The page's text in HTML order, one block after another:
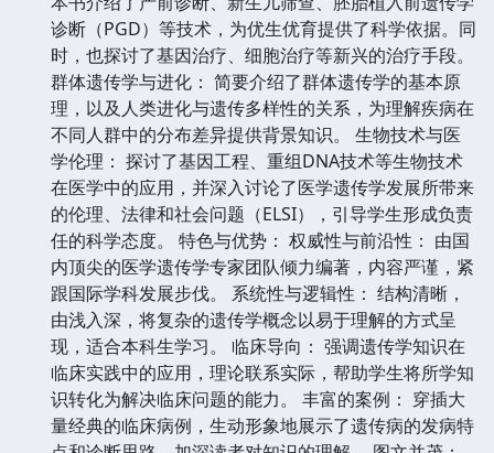
诊断（PGD）等技术，为优生优育提供了科学依据。同
时，也探讨了基因治疗、细胞治疗等新兴的治疗手段。
群体遗传学与进化： 简要介绍了群体遗传学的基本原
理，以及人类进化与遗传多样性的关系，为理解疾病在
不同人群中的分布差异提供背景知识。 生物技术与医
学伦理： 探讨了基因工程、重组DNA技术等生物技术
在医学中的应用，并深入讨论了医学遗传学发展所带来
的伦理、法律和社会问题（ELSI），引导学生形成负责
任的科学态度。 特色与优势： 权威性与前沿性： 由国
内顶尖的医学遗传学专家团队倾力编著，内容严谨，紧
跟国际学科发展步伐。 系统性与逻辑性： 结构清晰，
由浅入深，将复杂的遗传学概念以易于理解的方式呈
现，适合本科生学习。 临床导向： 强调遗传学知识在
临床实践中的应用，理论联系实际，帮助学生将所学知
识转化为解决临床问题的能力。 丰富的案例： 穿插大
量经典的临床病例，生动形象地展示了遗传病的发病特